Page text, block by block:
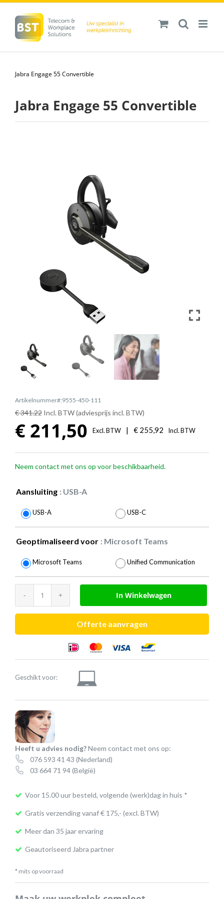
inhoud
Jabra Engage 55 Convertible
Jabra Engage 55 Convertible
Artikelnummer#:9555-450-111
€ 341.22 Incl. BTW (adviesprijs incl. BTW)
€ 211,50 Excl. BTW | € 255,92 Incl. BTW
Neem contact met ons op voor beschikbaarheid.
Aansluiting : USB-A
USB-A USB-C
Geoptimaliseerd voor : Microsoft Teams
Microsoft Teams Unified Communication
Engage
Convertible
In Winkelwagen
Offerte aanvragen
Geschikt voor:
Heeft u advies nodig?Neem contact met ons op:
076 593 41 43 (Nederland)
03 664 71 94(België)
Voor 15.00 uur besteld, volgende (werk)dag in huis *
Gratis verzending vanaf € 175,- (excl. BTW)
Meer dan 35 jaar ervaring
Geautoriseerd Jabra partner
* mits op voorraad